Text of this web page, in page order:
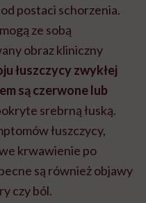
postaci schorzenia.
ze sobą
obraz kliniczny
łuszczycy zwykłej
są czerwone lub
srebrną łuską.
łuszczycy,
krwawienie po
są również objawy
czy ból.